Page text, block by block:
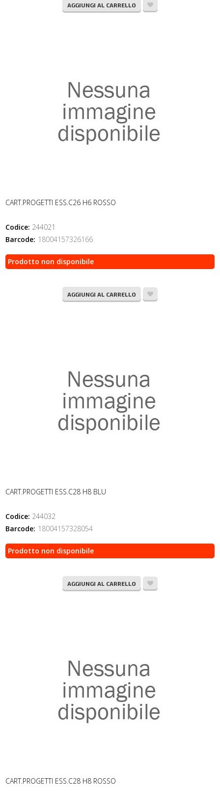
AGGIUNGI AL CARRELLO
CART.PROGETTI ESS.C26 H6 ROSSO
Codice: 244021
Barcode: 18004157326166
Prodotto non disponibile
AGGIUNGI AL CARRELLO
CART.PROGETTI ESS.C28 H8 BLU
Codice: 244032
Barcode: 18004157328054
Prodotto non disponibile
AGGIUNGI AL CARRELLO
CART.PROGETTI ESS.C28 H8 ROSSO